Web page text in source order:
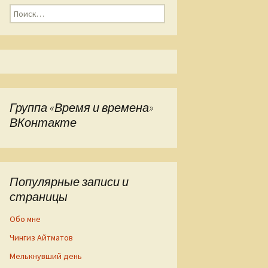
Найти:
Группа «Время и времена»
ВКонтакте
Популярные записи и
страницы
Обо мне
Чингиз Айтматов
Мелькнувший день